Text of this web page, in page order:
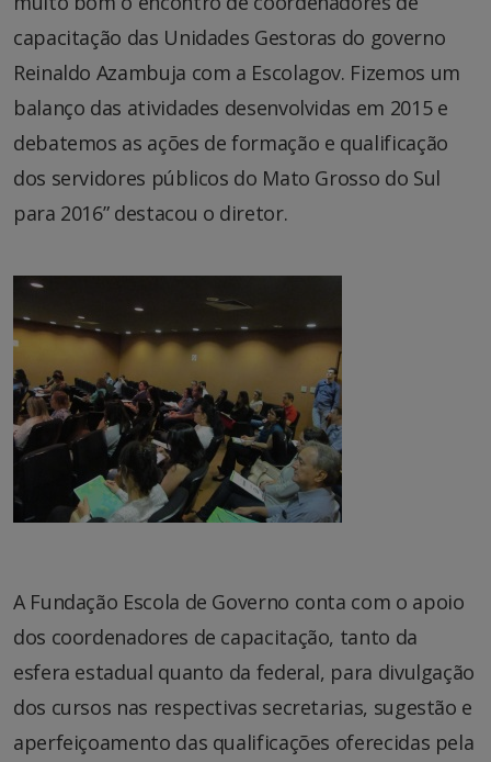
capacitação das Unidades Gestoras do governo
Reinaldo Azambuja com a Escolagov. Fizemos um
balanço das atividades desenvolvidas em 2015 e
debatemos as ações de formação e qualificação
dos servidores públicos do Mato Grosso do Sul
para 2016” destacou o diretor.
A Fundação Escola de Governo conta com o apoio
dos coordenadores de capacitação, tanto da
esfera estadual quanto da federal, para divulgação
dos cursos nas respectivas secretarias, sugestão e
aperfeiçoamento das qualificações oferecidas pela